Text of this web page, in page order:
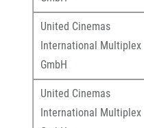
United Cinemas
International Multiplex
GmbH
United Cinemas
International Multiplex